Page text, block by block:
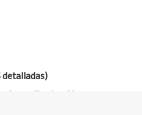
detalladas)
con iluminación